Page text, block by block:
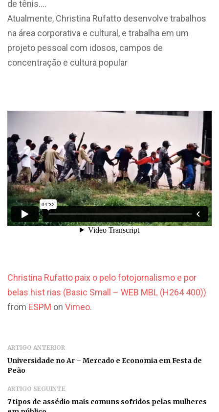
de tênis….
Atualmente, Christina Rufatto desenvolve trabalhos
na área corporativa e cultural, e trabalha em um
projeto pessoal com idosos, campos de
concentração e cultura popular
Christina Rufatto paix o pelo fotojornalismo e por
belas hist rias (Basic Small – WEB MBL (H264 400))
from ESPM on Vimeo.
ARTIGO ANTERIOR
Universidade no Ar – Mercado e Economia em Festa de
Peão
ARTIGO SEGUINTE
7 tipos de assédio mais comuns sofridos pelas mulheres